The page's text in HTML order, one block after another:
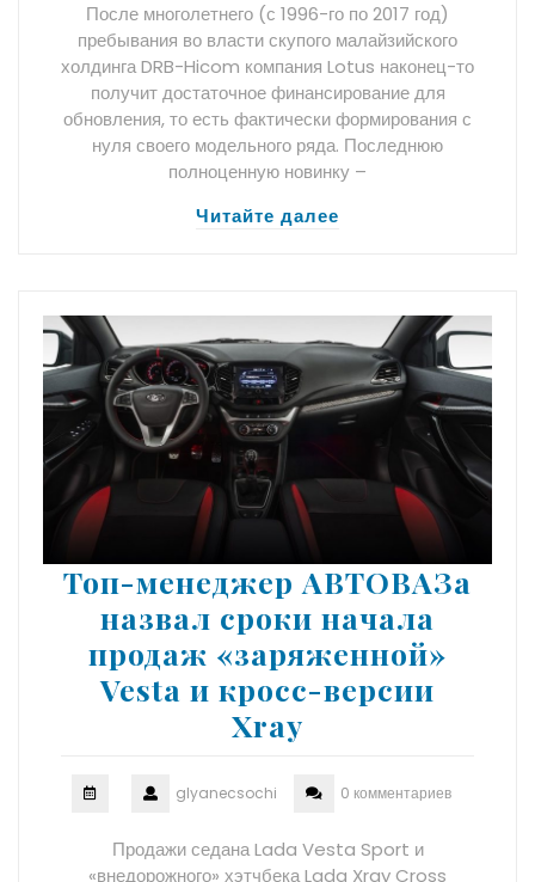
После многолетнего (с 1996-го по 2017 год)
пребывания во власти скупого малайзийского
холдинга DRB-Hicom компания Lotus наконец-то
получит достаточное финансирование для
обновления, то есть фактически формирования с
нуля своего модельного ряда. Последнюю
полноценную новинку –
Читайте далее
Топ-менеджер АВТОВАЗа
назвал сроки начала
продаж «заряженной»
Vesta и кросс-версии
Xray
glyanecsochi 0 комментариев
Продажи седана Lada Vesta Sport и
«внедорожного» хэтчбека Lada Xray Cross